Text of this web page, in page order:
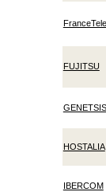
FUJITSU
GENETSIS
HOSTALIA
IBERCOM